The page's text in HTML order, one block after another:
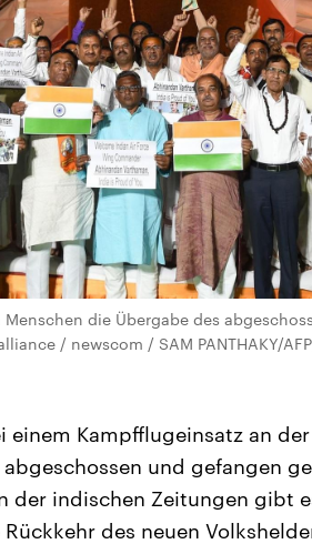
die Übergabe des
/ newscom / SAM PANTHAKY/
einem Kampfflugeinsatz an
und gefangen
der indischen Zeitungen gibt
des neuen